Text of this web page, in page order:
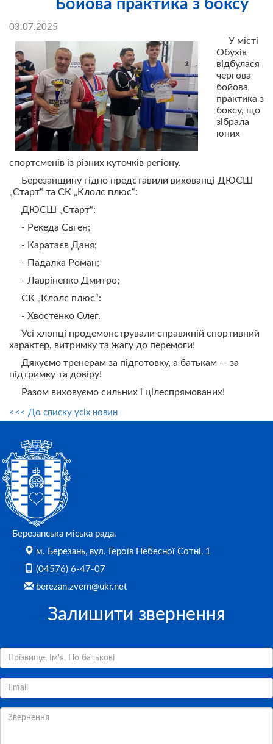
Бойова практика з боксу
03.07.2025
У місті
Обухів
відбулася
чергова
бойова
практика з
боксу, що
зібрала
юних
спортсменів із різних куточків регіону.
Березанщину гідно представили вихованці ДЮСШ
„Старт“ та СК „Клолс плюс“:
ДЮСШ „Старт“:
- Рекеда Євген;
- Каратаєв Даня;
- Падалка Роман;
- Лавріненко Дмитро;
СК „Клолс плюс“:
- Хвостенко Олег.
Усі хлопці продемонстрували справжній спортивний
характер, витримку та жагу до перемоги!
Дякуємо тренерам за підготовку, а батькам — за
підтримку та довіру!
Разом виховуємо сильних і цілеспрямованих!
<<< До списку усіх новин
Березанська міська рада.
м. Березань, вул. Героїв Небесної Сотні, 1
(04576) 6-47-07
berezan.zvern@ukr.net
Залишити звернення